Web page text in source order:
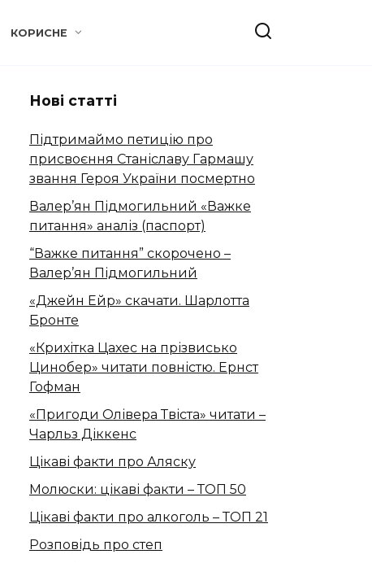
КОРИСНЕ
Нові статті
Підтримаймо петицію про
присвоєння Станіславу Гармашу
звання Героя України посмертно
Валер’ян Підмогильний «Важке
питання» аналіз (паспорт)
“Важке питання” скорочено –
Валер’ян Підмогильний
«Джейн Ейр» скачати. Шарлотта
Бронте
«Крихітка Цахес на прізвисько
Цинобер» читати повністю. Ернст
Гофман
«Пригоди Олівера Твіста» читати –
Чарльз Діккенс
Цікаві факти про Аляску
Молюски: цікаві факти – ТОП 50
Цікаві факти про алкоголь – ТОП 21
Розповідь про степ